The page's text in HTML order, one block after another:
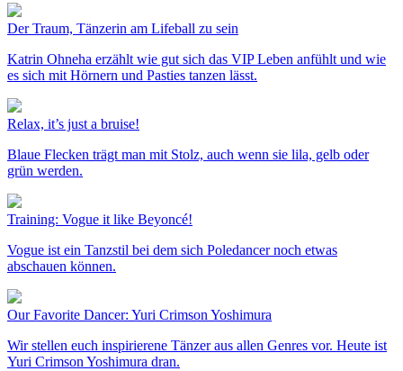
Der Traum, Tänzerin am Lifeball zu sein
Katrin Ohneha erzählt wie gut sich das VIP Leben anfühlt und wie
es sich mit Hörnern und Pasties tanzen lässt.
Relax, it’s just a bruise!
Blaue Flecken trägt man mit Stolz, auch wenn sie lila, gelb oder
grün werden.
Training: Vogue it like Beyoncé!
Vogue ist ein Tanzstil bei dem sich Poledancer noch etwas
abschauen können.
Our Favorite Dancer: Yuri Crimson Yoshimura
Wir stellen euch inspirierene Tänzer aus allen Genres vor. Heute ist
Yuri Crimson Yoshimura dran.